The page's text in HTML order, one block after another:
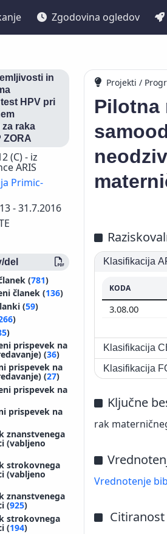
Zgodovina ogledov
in
HPV pri
raka
ZORA
(C) - iz
ARIS
Primic-
- 31.7.2016
del
(781)
članek (136)
(59)
)
)
prispevek na
(36)
prispevek na
(27)
prispevek na
prispevek na
znanstvenega
(vabljeno
strokovnega
(vabljeno
znanstvenega
(925)
strokovnega
(194)
Projekti /
Pilotna
Klasifikacija
KODA
3.08.00
Klasifikacija
Klasifikacija
Ključne
rak
Vrednotenje
Citiranost